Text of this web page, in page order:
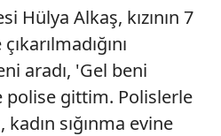
Hülya Alkaş, kızının 7
aradı, 'Gel beni
polise gittim. Polislerle
kadın sığınma evine